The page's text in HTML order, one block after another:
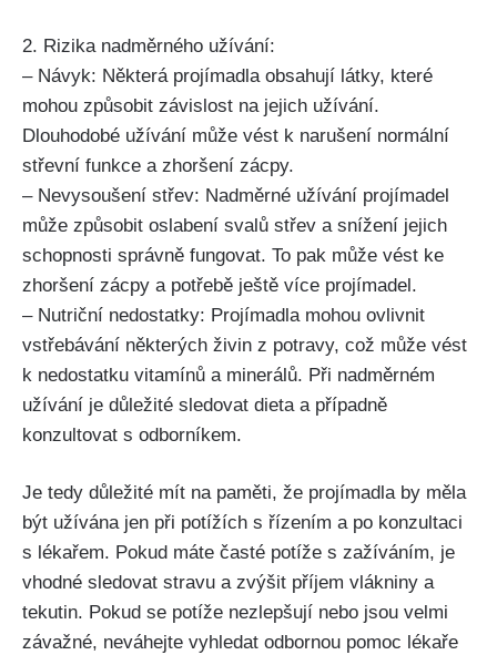
2. Rizika nadměrného užívání:
– Návyk: Některá projímadla obsahují látky, které
mohou způsobit závislost ⁢na⁣ jejich užívání.
‌Dlouhodobé užívání může vést k narušení normální⁢
střevní funkce a zhoršení⁢ zácpy.
– Nevysoušení střev:​ Nadměrné užívání projímadel
může⁢ způsobit oslabení svalů střev a snížení jejich
schopnosti správně ​fungovat. To pak může vést ke
zhoršení zácpy a potřebě ještě více projímadel.
– Nutriční nedostatky: Projímadla⁣ mohou ovlivnit
‌vstřebávání některých‌ živin z‍ potravy, ‌což může vést
k nedostatku vitamínů a minerálů. Při nadměrném
užívání je důležité ⁣sledovat dieta a případně
konzultovat s odborníkem.
Je ⁢tedy důležité ⁣mít na paměti, ​že projímadla​ by měla
být užívána jen​ při potížích s ‍řízením ⁤a po konzultaci
s lékařem. Pokud máte časté potíže s⁣ zažíváním, je
‌vhodné sledovat ⁢stravu ⁤a zvýšit příjem vlákniny⁤ a
tekutin. Pokud se potíže⁢ nezlepšují nebo jsou velmi​
závažné,⁣ neváhejte vyhledat ‍odbornou ⁣pomoc lékaře